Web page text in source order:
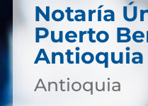
Notaría
Puerto
Antioquia
Antioquia